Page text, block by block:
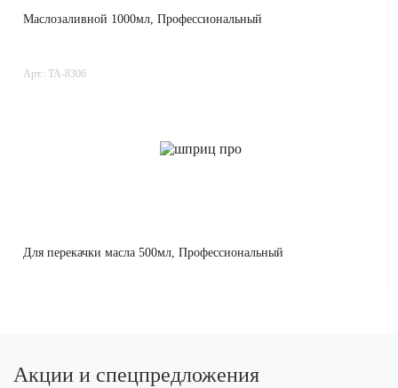
Маслозаливной 1000мл, Профессиональный
Арт.: TA-8306
Для перекачки масла 500мл, Профессиональный
Акции и спецпредложения